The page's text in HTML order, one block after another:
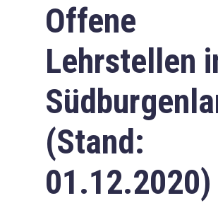
Offene
Lehrstellen
(Stand:
01.12.2020)